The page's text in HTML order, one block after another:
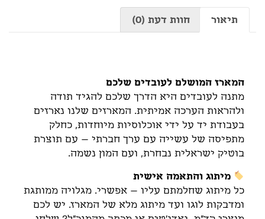
תיאור חוות דעת (0)
המארז המושלם לעובדים שלכם
מתנה לעובדים היא הדרך שלכם להגיד תודה
ולהראות הערכה אמיתית. המארזים שלנו נארזים
בעבודת יד על ידי אוכלוסיות מיוחדות, כחלק
מתפיסה של עשייה עם ערך חברתי – עם תוצרת
בוטיק ישראלית נבחרת, ועם המון נשמה.
מיתוג והתאמה אישית
כל מיתוג שחלמתם עליו – אפשרי. מגלויה ממותגת
ומדבקות לוגו ועד מיתוג מלא של המארז. יש לכם